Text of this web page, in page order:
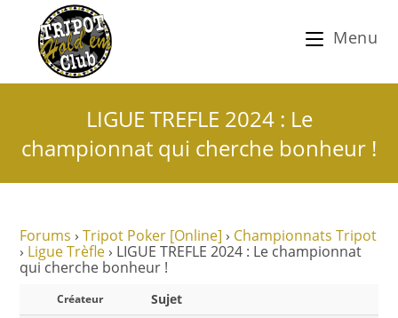
Menu
LIGUE TREFLE 2024 : Le
championnat qui cherche bonheur !
Forums › Tripot Poker [Online] › Championnats Tripot
› Ligue Trèfle › LIGUE TREFLE 2024 : Le championnat
qui cherche bonheur !
Créateur Sujet